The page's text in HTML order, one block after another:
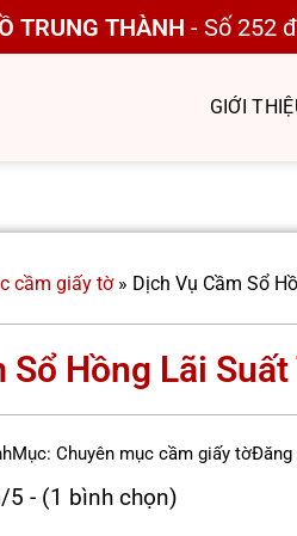
TRUNG THÀNH - Số 252
GIỚI
cầm giấy tờ» Dịch Vụ Cầm Sổ
Sổ Hồng Lãi
Mục: Chuyên mục cầm giấy tờĐăng
5 - (1 bình chọn)